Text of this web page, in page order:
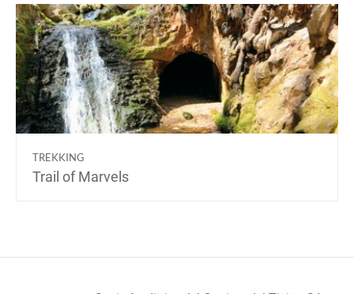
TREKKING
Trail of Marvels